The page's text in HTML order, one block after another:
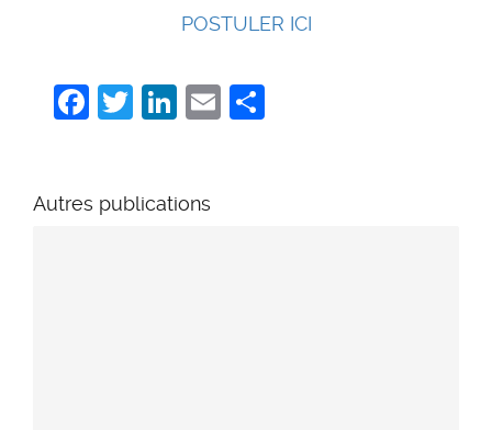
POSTULER ICI
Facebook
Twitter
LinkedIn
Email
Autres publications